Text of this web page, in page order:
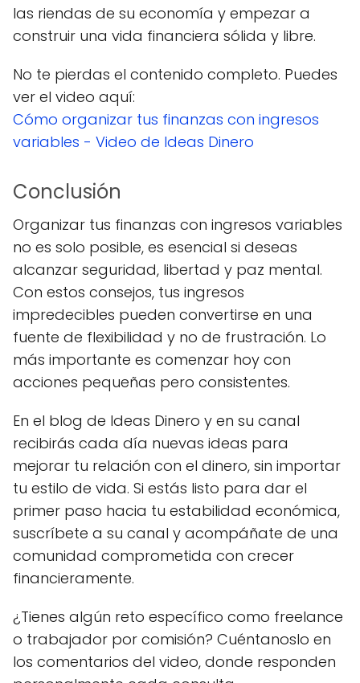
las riendas de su economía y empezar a
construir una vida financiera sólida y libre.
No te pierdas el contenido completo. Puedes
ver el video aquí:
Cómo organizar tus finanzas con ingresos
variables - Video de Ideas Dinero
Conclusión
Organizar tus finanzas con ingresos variables
no es solo posible, es esencial si deseas
alcanzar seguridad, libertad y paz mental.
Con estos consejos, tus ingresos
impredecibles pueden convertirse en una
fuente de flexibilidad y no de frustración. Lo
más importante es comenzar hoy con
acciones pequeñas pero consistentes.
En el blog de Ideas Dinero y en su canal
recibirás cada día nuevas ideas para
mejorar tu relación con el dinero, sin importar
tu estilo de vida. Si estás listo para dar el
primer paso hacia tu estabilidad económica,
suscríbete a su canal y acompáñate de una
comunidad comprometida con crecer
financieramente.
¿Tienes algún reto específico como freelance
o trabajador por comisión? Cuéntanoslo en
los comentarios del video, donde responden